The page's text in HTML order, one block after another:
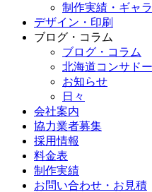
制作実績・ギャ
デザイン・印刷
ブログ・コラム
ブログ・コラム
北海道コンサド
お知らせ
日々
会社案内
協力業者募集
採用情報
料金表
制作実績
お問い合わせ・お見積